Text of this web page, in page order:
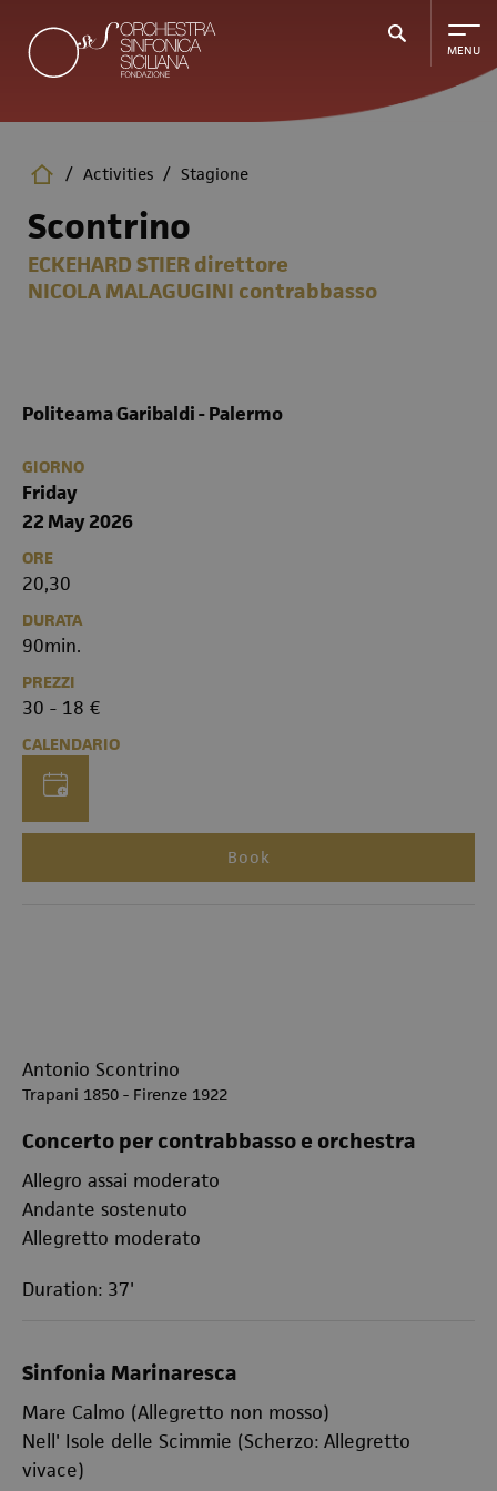
main
content
/ Activities / Stagione
Scontrino
ECKEHARD STIER direttore
NICOLA MALAGUGINI contrabbasso
Politeama Garibaldi - Palermo
GIORNO
Friday
22 May 2026
ORE
20,30
DURATA
90min.
PREZZI
30 - 18 €
CALENDARIO
Book
Antonio Scontrino
Trapani 1850 - Firenze 1922
Concerto per contrabbasso e orchestra
Allegro assai moderato
Andante sostenuto
Allegretto moderato
Duration: 37'
Sinfonia Marinaresca
Mare Calmo (Allegretto non mosso)
Nell' Isole delle Scimmie (Scherzo: Allegretto
vivace)